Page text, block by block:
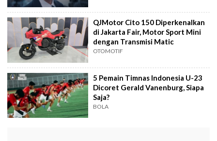
QJMotor Cito 150 Diperkenalkan
di Jakarta Fair, Motor Sport Mini
dengan Transmisi Matic
OTOMOTIF
5 Pemain Timnas Indonesia U-23
Dicoret Gerald Vanenburg, Siapa
Saja?
BOLA